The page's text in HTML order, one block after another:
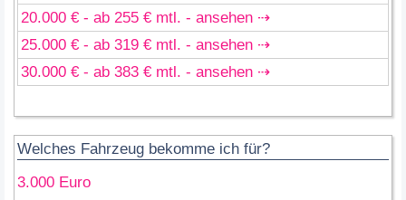
20.000 € - ab 255 € mtl. - ansehen ⇢
25.000 € - ab 319 € mtl. - ansehen ⇢
30.000 € - ab 383 € mtl. - ansehen ⇢
Welches Fahrzeug bekomme ich für?
3.000 Euro